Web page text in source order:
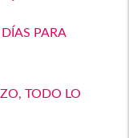
PARA
TODO LO